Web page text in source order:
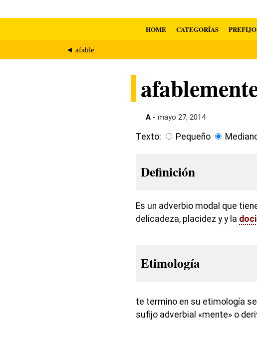
HOME CATEGORÍAS PREFIJO
◄ afable
A - mayo 27, 2014
Texto: Pequeño
Definición
Es un adverbio modal que
delicadeza, placidez y y la
Etimología
te termino en su etimología
sufijo adverbial «mente» o